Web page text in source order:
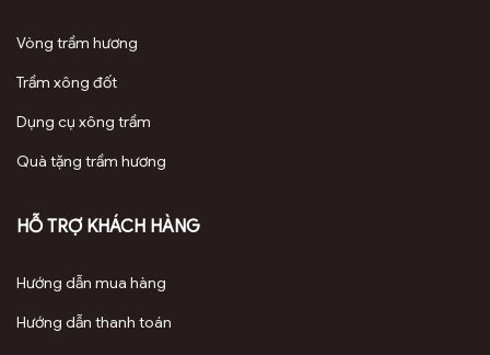
Vòng trầm hương
Trầm xông đốt
Dụng cụ xông trầm
Quà tặng trầm hương
HỖ TRỢ KHÁCH HÀNG
Hướng dẫn mua hàng
Hướng dẫn thanh toán